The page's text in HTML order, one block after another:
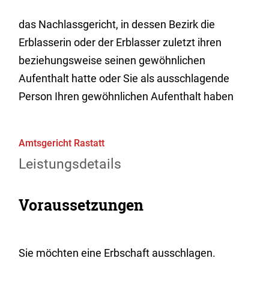
das Nachlassgericht, in dessen Bezirk die
Erblasserin oder der Erblasser zuletzt ihren
beziehungsweise seinen gewöhnlichen
Aufenthalt hatte oder Sie als ausschlagende
Person Ihren gewöhnlichen Aufenthalt haben
Amtsgericht Rastatt
Leistungsdetails
Voraussetzungen
Sie möchten eine Erbschaft ausschlagen.